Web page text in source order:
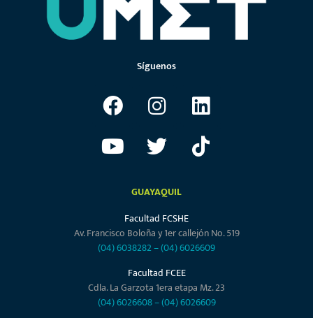
Síguenos
GUAYAQUIL
Facultad FCSHE
Av. Francisco Boloña y 1er callejón No. 519
(04) 6038282–(04) 6026609
Facultad FCEE
Cdla. La Garzota 1era etapa Mz. 23
(04) 6026608–(04) 6026609